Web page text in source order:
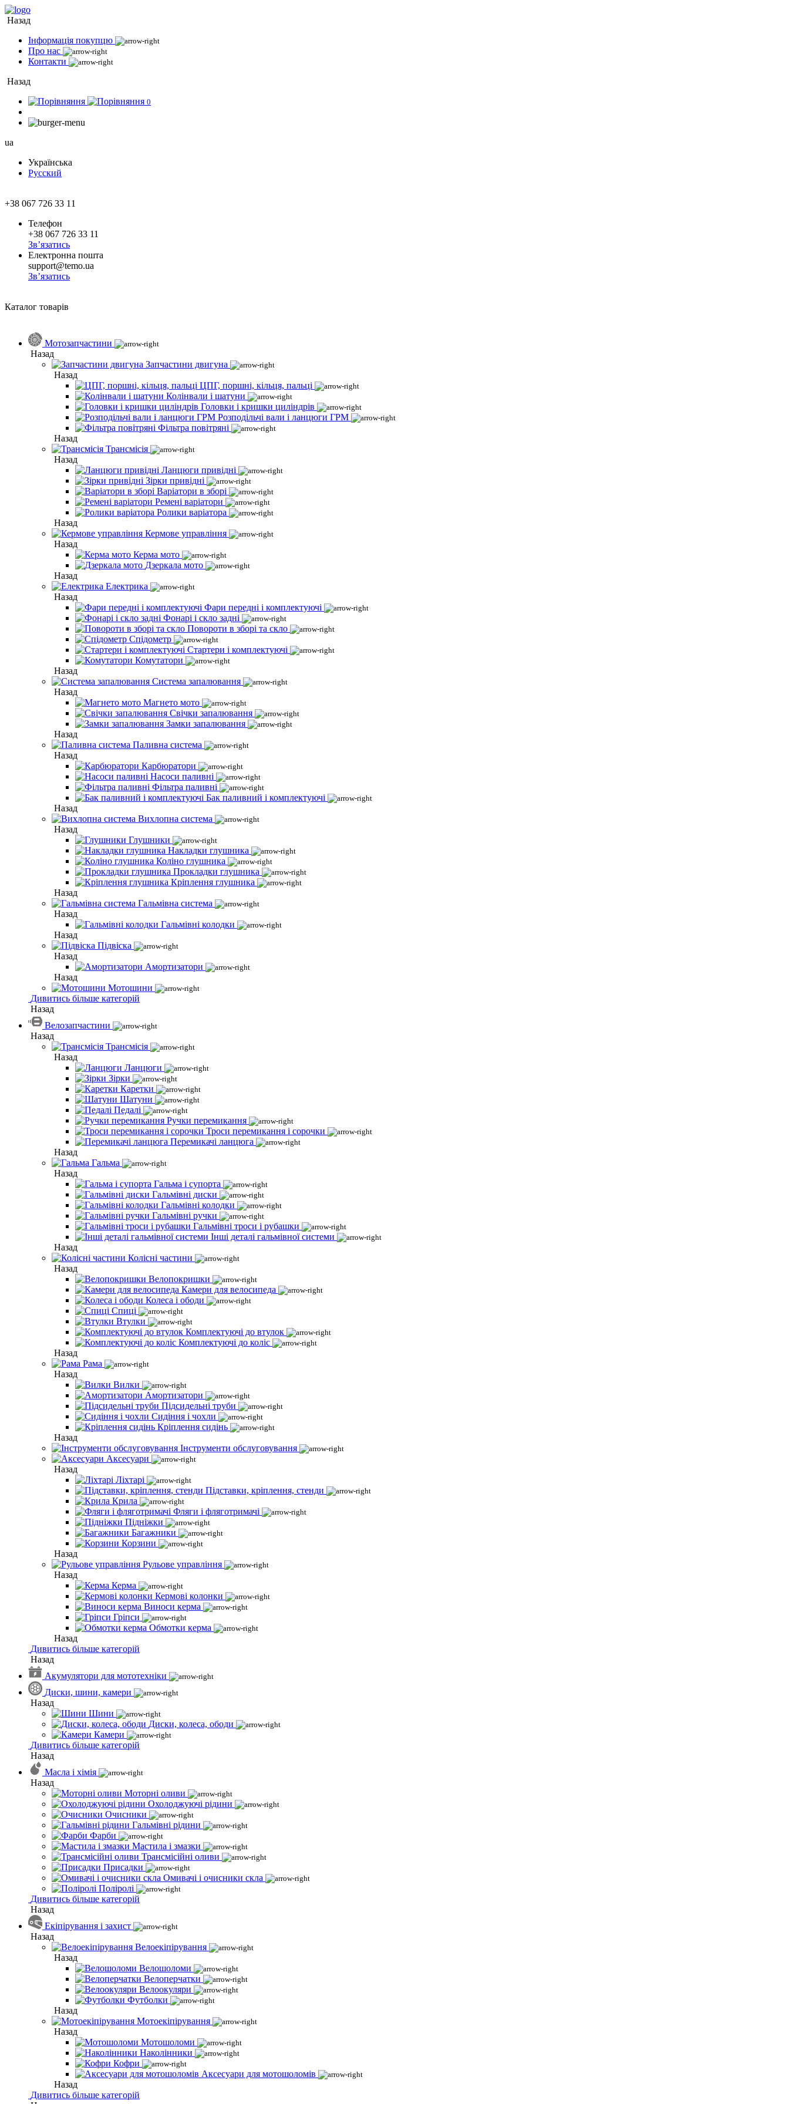
Назад
Інформація покупцю
Про нас
Контакти
Назад
0
ua
Українська
Русский
+38 067 726 33 11
Телефон
+38 067 726 33 11
Зв’язатись
Електронна пошта
support@temo.ua
Зв’язатись
Каталог товарів
Мотозапчастини
Назад
Запчастини двигуна
Назад
ЦПГ, поршні, кільця, пальці
Колінвали і шатуни
Головки і кришки циліндрів
Розподільчі вали і ланцюги ГРМ
Фільтра повітряні
Назад
Трансмісія
Назад
Ланцюги привідні
Зірки привідні
Варіатори в зборі
Ремені варіатори
Ролики варіатора
Назад
Кермове управління
Назад
Керма мото
Дзеркала мото
Назад
Електрика
Назад
Фари передні і комплектуючі
Фонарі і скло задні
Повороти в зборі та скло
Спідометр
Стартери і комплектуючі
Комутатори
Назад
Система запалювання
Назад
Магнето мото
Свічки запалювання
Замки запалювання
Назад
Паливна система
Назад
Карбюратори
Насоси паливні
Фільтра паливні
Бак паливний і комплектуючі
Назад
Вихлопна система
Назад
Глушники
Накладки глушника
Коліно глушника
Прокладки глушника
Кріплення глушника
Назад
Гальмівна система
Назад
Гальмівні колодки
Назад
Підвіска
Назад
Амортизатори
Назад
Мотошини
Дивитись більше категорій
Назад
Велозапчастини
Назад
Трансмісія
Назад
Ланцюги
Зірки
Каретки
Шатуни
Педалі
Ручки перемикання
Троси перемикання і сорочки
Перемикачі ланцюга
Назад
Гальма
Назад
Гальма і супорта
Гальмівні диски
Гальмівні колодки
Гальмівні ручки
Гальмівні троси і рубашки
Інші деталі гальмівної системи
Назад
Колісні частини
Назад
Велопокришки
Камери для велосипеда
Колеса і ободи
Спиці
Втулки
Комплектуючі до втулок
Комплектуючі до коліс
Назад
Рама
Назад
Вилки
Амортизатори
Підсидельні труби
Сидіння і чохли
Кріплення сидінь
Назад
Інструменти обслуговування
Аксесуари
Назад
Ліхтарі
Підставки, кріплення, стенди
Крила
Фляги і фляготримачі
Підніжки
Багажники
Корзини
Назад
Рульове управління
Назад
Керма
Кермові колонки
Виноси керма
Гріпси
Обмотки керма
Назад
Дивитись більше категорій
Назад
Акумулятори для мототехніки
Диски, шини, камери
Назад
Шини
Диски, колеса, ободи
Камери
Дивитись більше категорій
Назад
Масла і хімія
Назад
Моторні оливи
Охолоджуючі рідини
Очисники
Гальмівні рідини
Фарби
Мастила і змазки
Трансмісійні оливи
Присадки
Омивачі і очисники скла
Поліролі
Дивитись більше категорій
Назад
Екіпірування і захист
Назад
Велоекіпірування
Назад
Велошоломи
Велоперчатки
Велоокуляри
Футболки
Назад
Мотоекіпірування
Назад
Мотошоломи
Наколінники
Кофри
Аксесуари для мотошоломів
Назад
Дивитись більше категорій